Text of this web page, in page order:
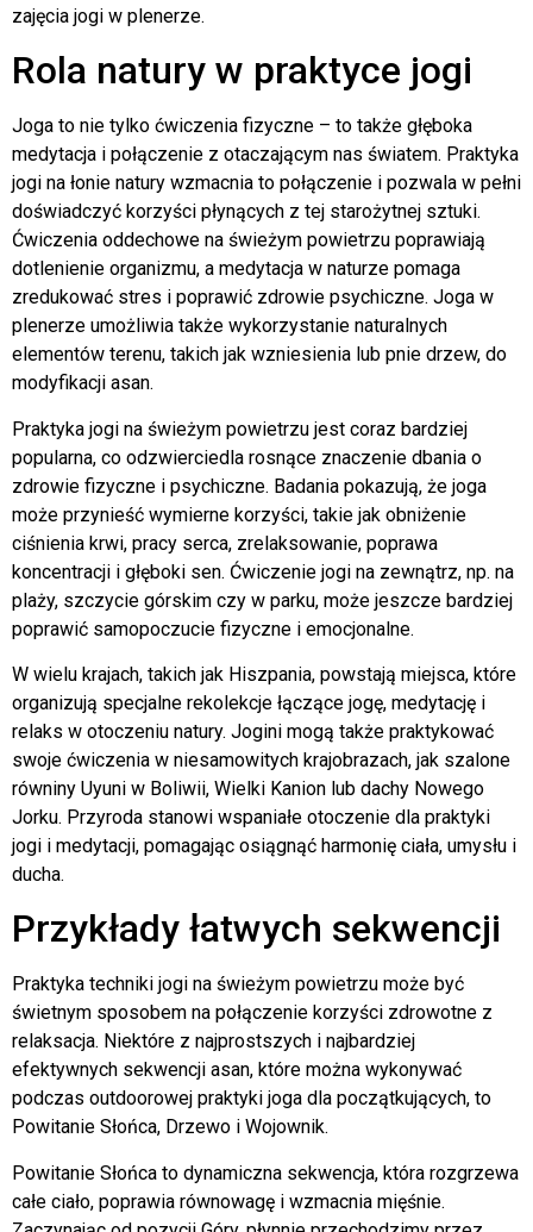
zajęcia jogi w plenerze.
Rola natury w praktyce jogi
Joga to nie tylko ćwiczenia fizyczne – to także głęboka
medytacja i połączenie z otaczającym nas światem. Praktyka
jogi na łonie natury wzmacnia to połączenie i pozwala w pełni
doświadczyć korzyści płynących z tej starożytnej sztuki.
Ćwiczenia oddechowe na świeżym powietrzu poprawiają
dotlenienie organizmu, a medytacja w naturze pomaga
zredukować stres i poprawić zdrowie psychiczne. Joga w
plenerze umożliwia także wykorzystanie naturalnych
elementów terenu, takich jak wzniesienia lub pnie drzew, do
modyfikacji asan.
Praktyka jogi na świeżym powietrzu jest coraz bardziej
popularna, co odzwierciedla rosnące znaczenie dbania o
zdrowie fizyczne i psychiczne. Badania pokazują, że joga
może przynieść wymierne korzyści, takie jak obniżenie
ciśnienia krwi, pracy serca, zrelaksowanie, poprawa
koncentracji i głęboki sen. Ćwiczenie jogi na zewnątrz, np. na
plaży, szczycie górskim czy w parku, może jeszcze bardziej
poprawić samopoczucie fizyczne i emocjonalne.
W wielu krajach, takich jak Hiszpania, powstają miejsca, które
organizują specjalne rekolekcje łączące jogę, medytację i
relaks w otoczeniu natury. Jogini mogą także praktykować
swoje ćwiczenia w niesamowitych krajobrazach, jak szalone
równiny Uyuni w Boliwii, Wielki Kanion lub dachy Nowego
Jorku. Przyroda stanowi wspaniałe otoczenie dla praktyki
jogi i medytacji, pomagając osiągnąć harmonię ciała, umysłu i
ducha.
Przykłady łatwych sekwencji
Praktyka techniki jogi na świeżym powietrzu może być
świetnym sposobem na połączenie korzyści zdrowotne z
relaksacja. Niektóre z najprostszych i najbardziej
efektywnych sekwencji asan, które można wykonywać
podczas outdoorowej praktyki joga dla początkujących, to
Powitanie Słońca, Drzewo i Wojownik.
Powitanie Słońca to dynamiczna sekwencja, która rozgrzewa
całe ciało, poprawia równowagę i wzmacnia mięśnie.